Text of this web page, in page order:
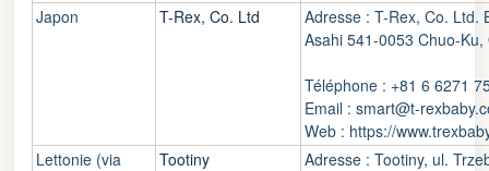
Japon
T-Rex, Co. Ltd
Adresse : T-Rex, Co. Ltd.
Asahi 541-0053 Chuo-Ku,
Téléphone : +81 6 6271
Email : smart@t-
Web : https://
Lettonie (via
Tootiny Adresse : Tootiny, ul.